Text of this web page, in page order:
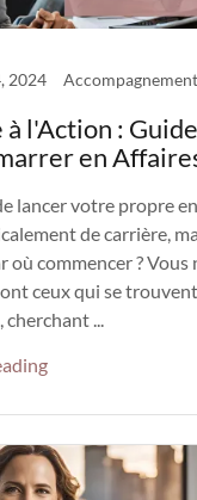
2024
à l'Action :
en
lancer votre propre
de carrière,
où commencer ? Vous
ceux qui se
cherchant ...